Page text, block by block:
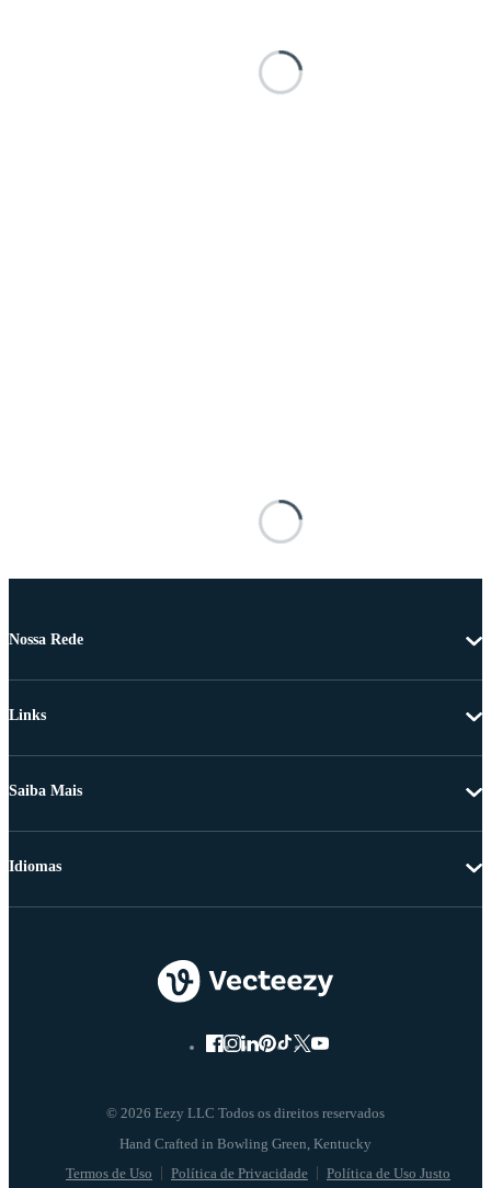
Nossa Rede
Links
Saiba Mais
© 2026 Eezy LLC Todos os direitos reservados
Termos de Uso Política de Privacidade Política de Uso Justo
Idiomas